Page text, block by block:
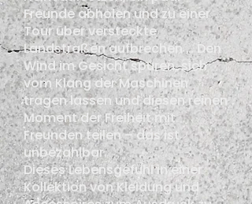
Freunde abholen und zu einer
Tour über versteckte
Landstraßen aufbrechen … Den
Wind im Gesicht spüren, sich
vom Klang der Maschinen
tragen lassen und diesen reinen
Moment der Freiheit mit
Freunden teilen – das ist
unbezahlbar.
Dieses Lebensgefühl in einer
Kollektion von Kleidung und